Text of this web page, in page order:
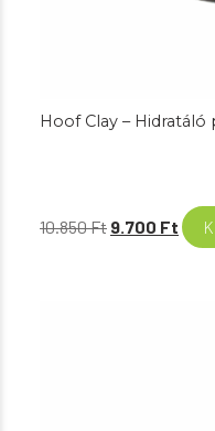
Hoof Clay –
10.850Ft Original
9.700 Ft
price